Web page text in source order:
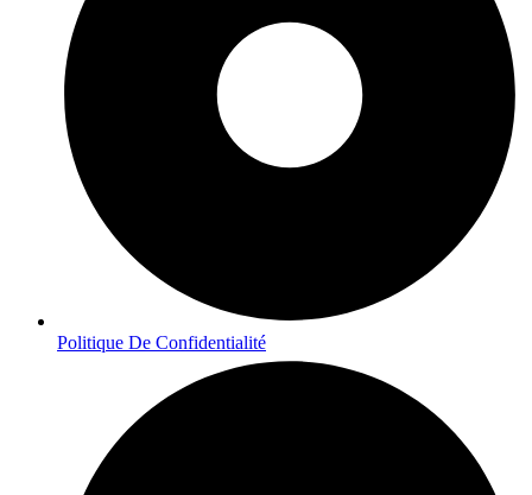
Politique De Confidentialité